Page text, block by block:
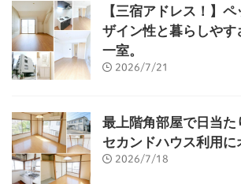
【三宿アドレス！】
ザイン性と暮らしや
一室。
2026/7/21
最上階角部屋で日当た
セカンドハウス利用
2026/7/18